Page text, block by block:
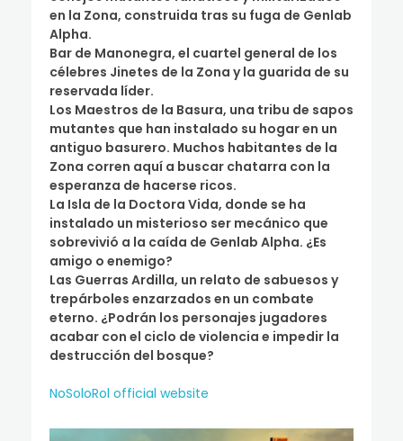
en la Zona, construida tras su fuga de Genlab
Alpha.
Bar de Manonegra, el cuartel general de los
célebres Jinetes de la Zona y la guarida de su
reservada líder.
Los Maestros de la Basura, una tribu de sapos
mutantes que han instalado su hogar en un
antiguo basurero. Muchos habitantes de la
Zona corren aquí a buscar chatarra con la
esperanza de hacerse ricos.
La Isla de la Doctora Vida, donde se ha
instalado un misterioso ser mecánico que
sobrevivió a la caída de Genlab Alpha. ¿Es
amigo o enemigo?
Las Guerras Ardilla, un relato de sabuesos y
trepárboles enzarzados en un combate
eterno. ¿Podrán los personajes jugadores
acabar con el ciclo de violencia e impedir la
destrucción del bosque?
NoSoloRol official website